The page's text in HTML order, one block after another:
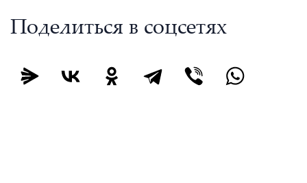
Поделиться в соцсетях